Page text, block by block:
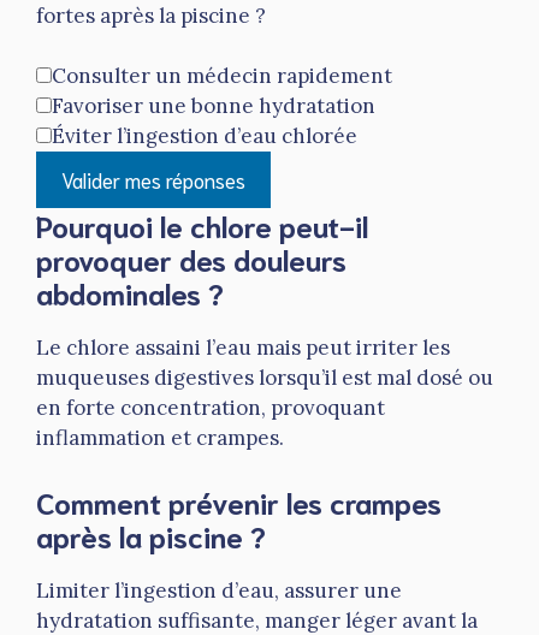
fortes après la piscine ?
Consulter un médecin rapidement
Favoriser une bonne hydratation
Éviter l’ingestion d’eau chlorée
Valider mes réponses
Pourquoi le chlore peut-il
provoquer des douleurs
abdominales ?
Le chlore assaini l’eau mais peut irriter les
muqueuses digestives lorsqu’il est mal dosé ou
en forte concentration, provoquant
inflammation et crampes.
Comment prévenir les crampes
après la piscine ?
Limiter l’ingestion d’eau, assurer une
hydratation suffisante, manger léger avant la